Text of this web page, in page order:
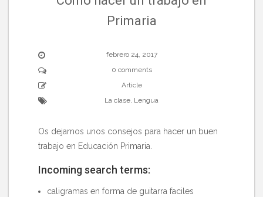
Primaria
febrero 24, 2017
0 comments
Article
La clase, Lengua
Os dejamos unos consejos para hacer un buen
trabajo en Educación Primaria.
Incoming search terms:
caligramas en forma de guitarra faciles